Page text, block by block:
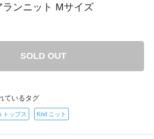
ランニット Mサイズ
SOLD OUT
ているタグ
トップス Knit ニット